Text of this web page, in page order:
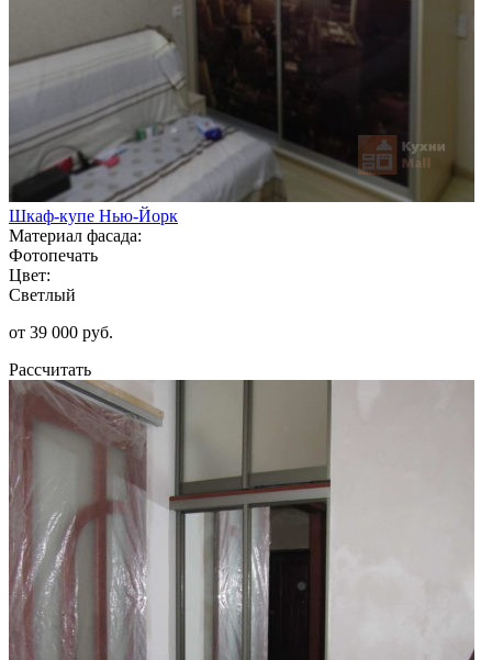
Шкаф-купе Нью-Йорк
Материал фасада:
Фотопечать
Цвет:
Светлый
от 39 000 руб.
Рассчитать